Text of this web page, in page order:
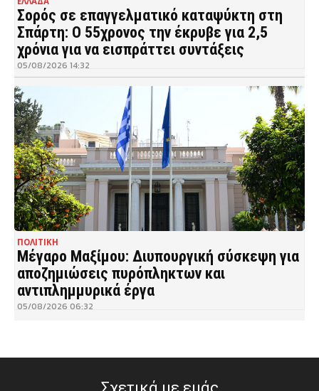
Σορός σε επαγγελματικό καταψύκτη στη
Σπάρτη: Ο 55χρονος την έκρυβε για 2,5
χρόνια για να εισπράττει συντάξεις
05/08/2026 14:32
ΠΟΛΙΤΙΚΗ
Μέγαρο Μαξίμου: Διυπουργική σύσκεψη για
αποζημιώσεις πυρόπληκτων και
αντιπλημμυρικά έργα
05/08/2026 06:32